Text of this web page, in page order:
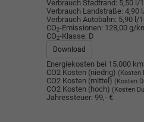
Verbrauch Stadtrand: 5,50 l/
Verbrauch Landstraße: 4,90
Verbrauch Autobahn: 5,90 l/
CO2-Emissionen: 128,00 g/
CO2-Klasse: D
Download
Energiekosten bei 15.000
CO2 Kosten (niedrig) (Kosten
CO2 Kosten (mittel) (Kosten
CO2 Kosten (hoch) (Kosten
Jahressteuer: 99,- €